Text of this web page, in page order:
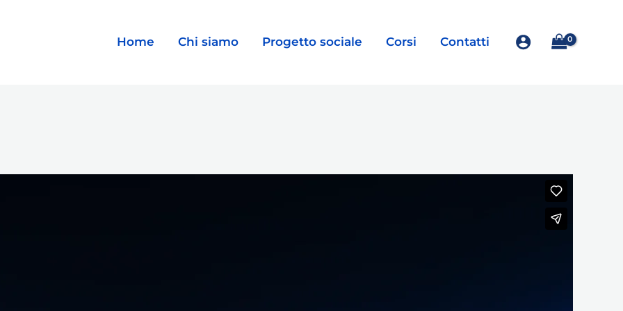
Home Chi siamo Progetto sociale Corsi Contatti